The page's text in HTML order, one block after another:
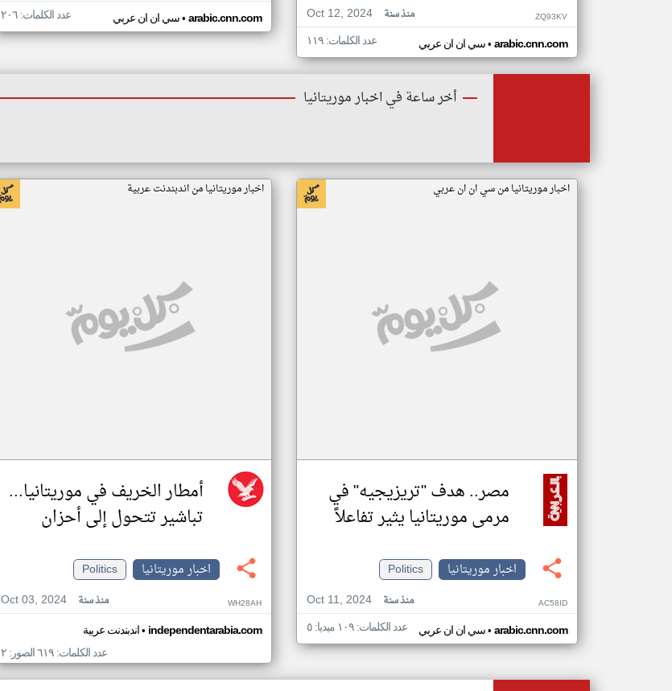
Oct 12, 2024
منذ سنة ZQ93KV
سي ان ان عربي• arabic.cnn.com عدد الكلمات: ١١٩
سي ان ان عربي• arabic.cnn.com عدد الكلمات: ٢٠٦
أخر ساعة في اخبار موريتانيا
اخبار موريتانيا من سي ان ان عربي
مصر.. هدف "تريزيجيه" في
مرمى موريتانيا يثير تفاعلاً
اخبار موريتانيا
Politics
Oct 11, 2024
منذ سنة AC58ID
سي ان ان عربي• arabic.cnn.com عدد الكلمات: ١٠٩ ميديا: ٥
اخبار موريتانيا من اندبندنت عربية
أمطار الخريف في موريتانيا...
تباشير تتحول إلى أحزان
اخبار موريتانيا
Politics
Oct 03, 2024
منذ سنة WH28AH
اندبندنت عربية• independentarabia.com
عدد الكلمات: ٦١٩ الصور: ٢